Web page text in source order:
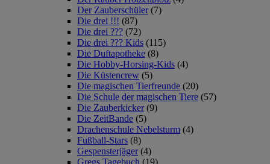
Der Zauberschüler (7)
Die drei !!! (87)
Die drei ??? (72)
Die drei ??? Kids (115)
Die Duftapotheke (8)
Die Hobby-Horsing-Kids (4)
Die Küstencrew (5)
Die magischen Tierfreunde (20)
Die Schule der magischen Tiere (57)
Die Zauberkicker (9)
Die ZeitBande (5)
Drachenschule Nebelsturm (4)
Fußball-Stars (8)
Gespensterjäger (4)
Gregs Tagebuch (19)